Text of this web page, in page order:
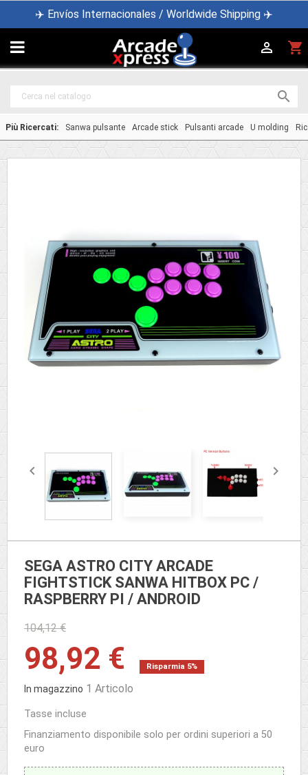
✈️ Envíos Internacionales / Worldwide Shipping ✈️
 shopping_cart


Più Ricercati: Sanwa pulsante Arcade stick Pulsanti arcade U molding
 
SEGA ASTRO CITY ARCADE
FIGHTSTICK SANWA HITBOX PC /
RASPBERRY PI / ANDROID
104,12 €
98,92 € Risparmia 5%
In magazzino 1 Articolo
Tasse incluse
Finanziamento disponibile solo per ordini superiori a 50
euro